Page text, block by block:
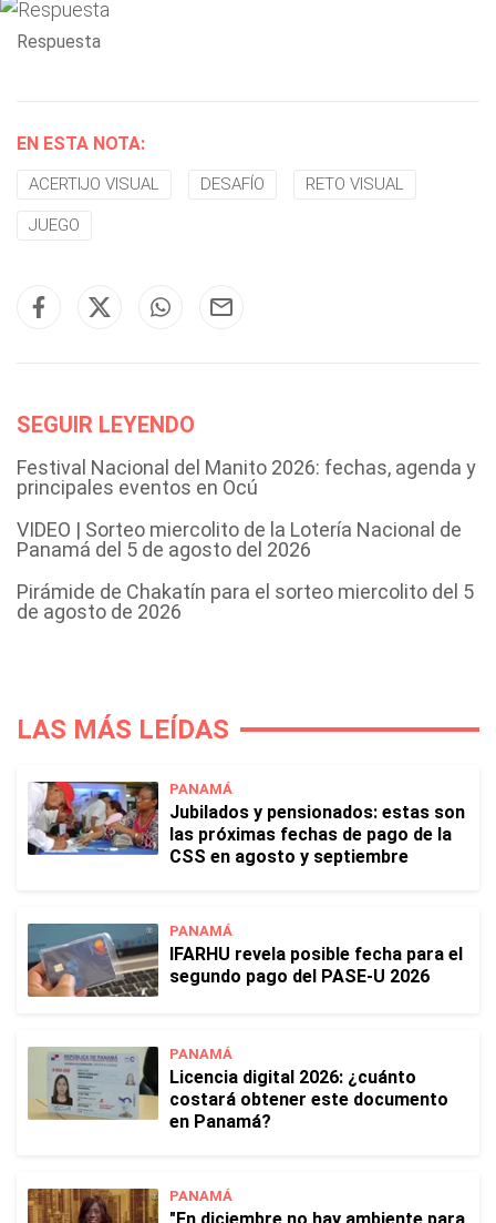
Respuesta
EN ESTA NOTA:
ACERTIJO VISUAL DESAFÍO RETO VISUAL
JUEGO
SEGUIR LEYENDO
Festival Nacional del Manito 2026: fechas, agenda y
principales eventos en Ocú
VIDEO | Sorteo miercolito de la Lotería Nacional de
Panamá del 5 de agosto del 2026
Pirámide de Chakatín para el sorteo miercolito del 5
de agosto de 2026
LAS MÁS LEÍDAS
PANAMÁ
Jubilados y pensionados: estas son
las próximas fechas de pago de la
CSS en agosto y septiembre
PANAMÁ
IFARHU revela posible fecha para el
segundo pago del PASE-U 2026
PANAMÁ
Licencia digital 2026: ¿cuánto
costará obtener este documento
en Panamá?
PANAMÁ